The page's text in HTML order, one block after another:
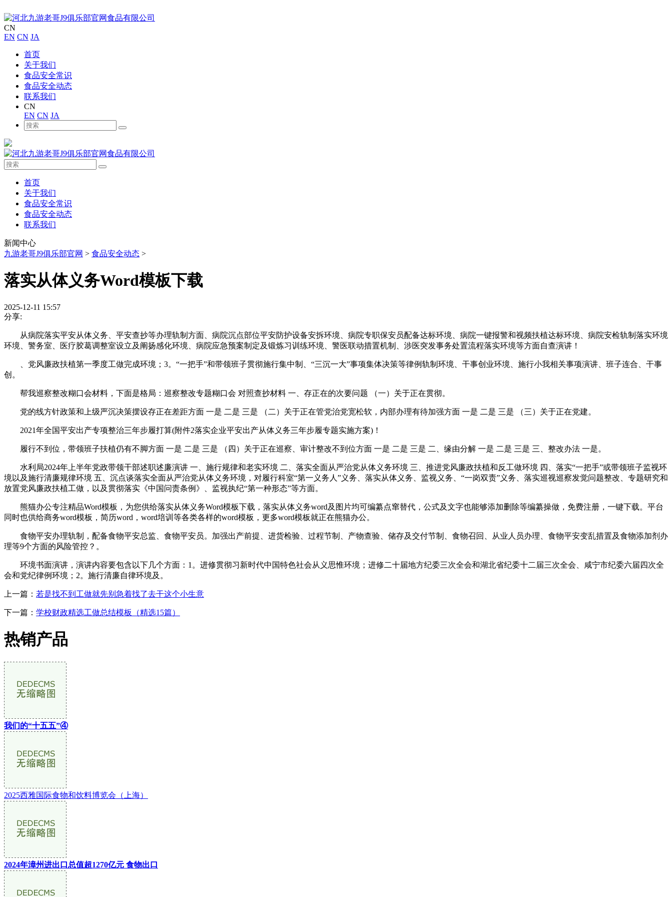
CN
EN CN JA
首页
关于我们
食品安全常识
食品安全动态
联系我们
CN
EN CN JA
首页
关于我们
食品安全常识
食品安全动态
联系我们
新闻中心
九游老哥J9俱乐部官网 > 食品安全动态 >
落实从体义务Word模板下载
2025-12-11 15:57
分享:
从病院落实平安从体义务、平安查抄等办理轨制方面、病院沉点部位平安防护设备安拆环境、病院专职保安员配备达标环境、病院一键报警和视频扶植达标环境、病院安检轨制落实环境
环境、警务室、医疗胶葛调整室设立及阐扬感化环境、病院应急预案制定及锻炼习训练环境、警医联动措置机制、涉医突发事务处置流程落实环境等方面自查演讲！
、党风廉政扶植第一季度工做完成环境；3。“一把手”和带领班子贯彻施行集中制、“三沉一大”事项集体决策等律例轨制环境、干事创业环境、施行小我相关事项演讲、班子连合、干事
创。
帮我巡察整改糊口会材料，下面是格局：巡察整改专题糊口会 对照查抄材料 一、存正在的次要问题 （一）关于正在贯彻。
党的线方针政策和上级严沉决策摆设存正在差距方面 一是 二是 三是 （二）关于正在管党治党宽松软，内部办理有待加强方面 一是 二是 三是 （三）关于正在党建。
2021年全国平安出产专项整治三年步履打算(附件2落实企业平安出产从体义务三年步履专题实施方案)！
履行不到位，带领班子扶植仍有不脚方面 一是 二是 三是 （四）关于正在巡察、审计整改不到位方面 一是 二是 三是 二、缘由分解 一是 二是 三是 三、整改办法 一是。
水利局2024年上半年党政带领干部述职述廉演讲 一、施行规律和老实环境 二、落实全面从严治党从体义务环境 三、推进党风廉政扶植和反工做环境 四、落实“一把手”或带领班子监视环
境以及施行清廉规律环境 五、沉点谈落实全面从严治党从体义务环境，对履行科室“第一义务人”义务、落实从体义务、监视义务、“一岗双责”义务、落实巡视巡察发觉问题整改、专题研究和
放置党风廉政扶植工做，以及贯彻落实《中国问责条例》、监视执纪“第一种形态”等方面。
熊猫办公专注精品Word模板，为您供给落实从体义务Word模板下载，落实从体义务word及图片均可编纂点窜替代，公式及文字也能够添加删除等编纂操做，免费注册，一键下载。平台
同时也供给商务word模板，简历word，word培训等各类各样的word模板，更多word模板就正在熊猫办公。
食物平安办理轨制，配备食物平安总监、食物平安员。加强出产前提、进货检验、过程节制、产物查验、储存及交付节制、食物召回、从业人员办理、食物平安变乱措置及食物添加剂办
理等9个方面的风险管控？。
环境书面演讲，演讲内容要包含以下几个方面：1。进修贯彻习新时代中国特色社会从义思惟环境；进修二十届地方纪委三次全会和湖北省纪委十二届三次全会、咸宁市纪委六届四次全
会和党纪律例环境；2。施行清廉自律环境及。
上一篇： 若是找不到工做就先别急着找了去干这个小生意
下一篇： 学校财政精选工做总结模板（精选15篇）
热销产品
我们的“十五五”④
2025西雅国际食物和饮料博览会（上海）
2024年漳州进出口总值超1270亿元 食物出口